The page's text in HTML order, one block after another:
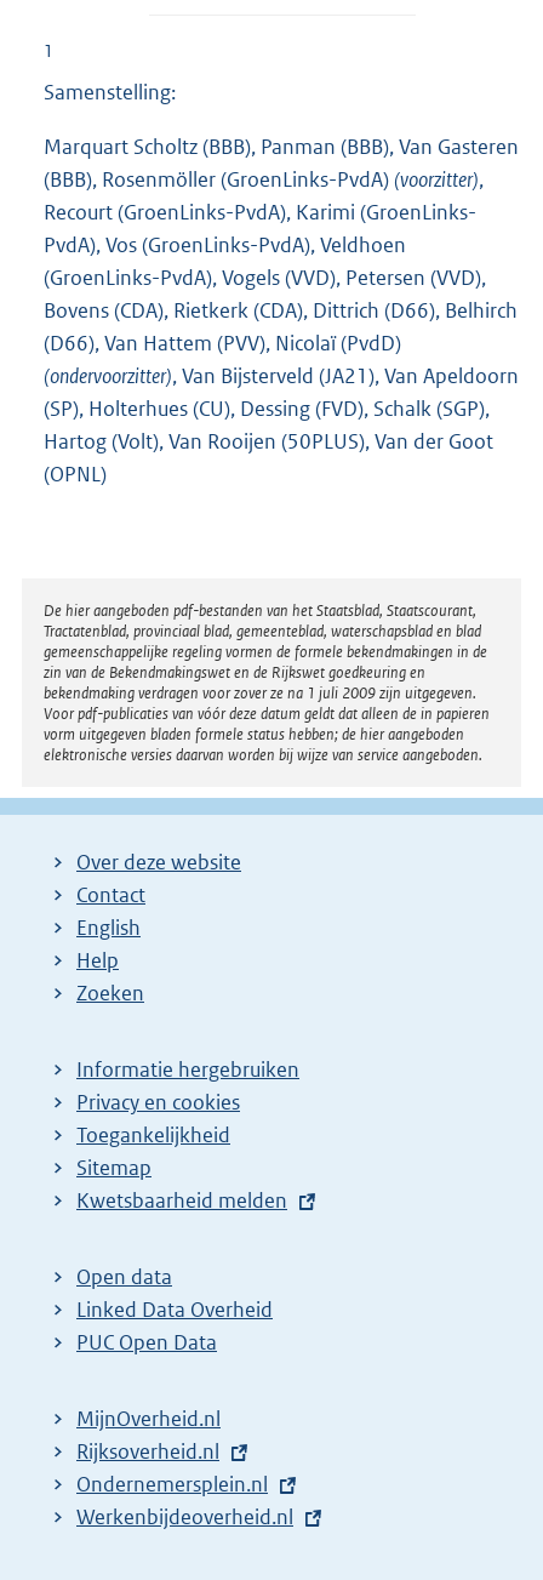
1
Samenstelling:
Marquart Scholtz (BBB), Panman (BBB), Van Gasteren
(BBB), Rosenmöller (GroenLinks-PvdA) (voorzitter),
Recourt (GroenLinks-PvdA), Karimi (GroenLinks-
PvdA), Vos (GroenLinks-PvdA), Veldhoen
(GroenLinks-PvdA), Vogels (VVD), Petersen (VVD),
Bovens (CDA), Rietkerk (CDA), Dittrich (D66), Belhirch
(D66), Van Hattem (PVV), Nicolaï (PvdD)
(ondervoorzitter), Van Bijsterveld (JA21), Van Apeldoorn
(SP), Holterhues (CU), Dessing (FVD), Schalk (SGP),
Hartog (Volt), Van Rooijen (50PLUS), Van der Goot
(OPNL)
Disclaimer
De hier aangeboden pdf-bestanden van het Staatsblad, Staatscourant,
Tractatenblad, provinciaal blad, gemeenteblad, waterschapsblad en blad
gemeenschappelijke regeling vormen de formele bekendmakingen in de
zin van de Bekendmakingswet en de Rijkswet goedkeuring en
bekendmaking verdragen voor zover ze na 1 juli 2009 zijn uitgegeven.
Voor pdf-publicaties van vóór deze datum geldt dat alleen de in papieren
vorm uitgegeven bladen formele status hebben; de hier aangeboden
elektronische versies daarvan worden bij wijze van service aangeboden.
Over deze website
Contact
English
Help
Zoeken
Informatie hergebruiken
Privacy en cookies
Toegankelijkheid
Sitemap
E
t
e
r
l
i
n
k
Kwetsbaarheid melden
Open data
Linked Data Overheid
PUC Open Data
MijnOverheid.nl
E
x
t
Rijksoverheid.nl
E
x
Ondernemersplein.nl
E
Werkenbijdeoverheid.nl